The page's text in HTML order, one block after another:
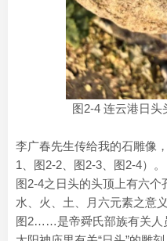
图2-4 连云港日头
李广春先生传给我的石雕像
1、图2-2、图2-3、图2-4）。
图2-4之日头的头顶上有六个
水、火、土、月六元素之意
图2……是帝舜氏部族有关人